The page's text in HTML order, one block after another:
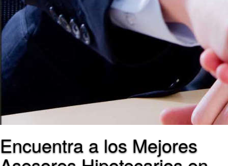
Encuentra a los Mejores